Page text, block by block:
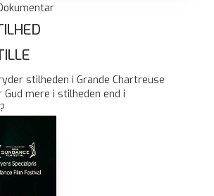
stilheden i Grande Chartreuse
mere i stilheden end i